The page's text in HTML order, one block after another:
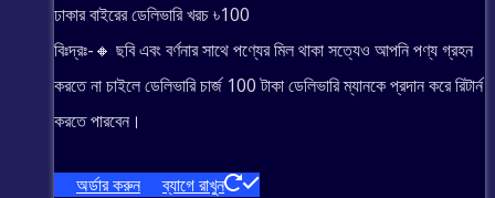
ঢাকার বাইরের ডেলিভারি খরচ ৳100
বিঃদ্রঃ-🔸 ছবি এবং বর্ণনার সাথে পণ্যের মিল থাকা সত্যেও আপনি পণ্য গ্রহন
করতে না চাইলে ডেলিভারি চার্জ 100 টাকা ডেলিভারি ম্যানকে প্রদান করে রিটার্ন
করতে পারবেন।
অর্ডার করুন ব্যাগে রাখুন